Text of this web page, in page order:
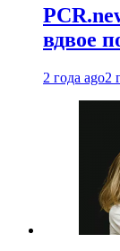
вдвое
2 года ago2